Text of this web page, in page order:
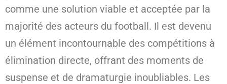
comme une solution viable et acceptée par la
majorité des acteurs du football. Il est devenu
un élément incontournable des compétitions à
élimination directe, offrant des moments de
suspense et de dramaturgie inoubliables. Les